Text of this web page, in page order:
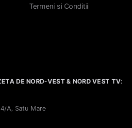
Termeni si Conditii
DE NORD-VEST & NORD VEST TV:
A, Satu Mare